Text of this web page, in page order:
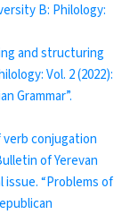
B: Philology:
and structuring
Vol. 2 (2022):
Grammar”.
conjugation
of Yerevan
issue. “Problems of